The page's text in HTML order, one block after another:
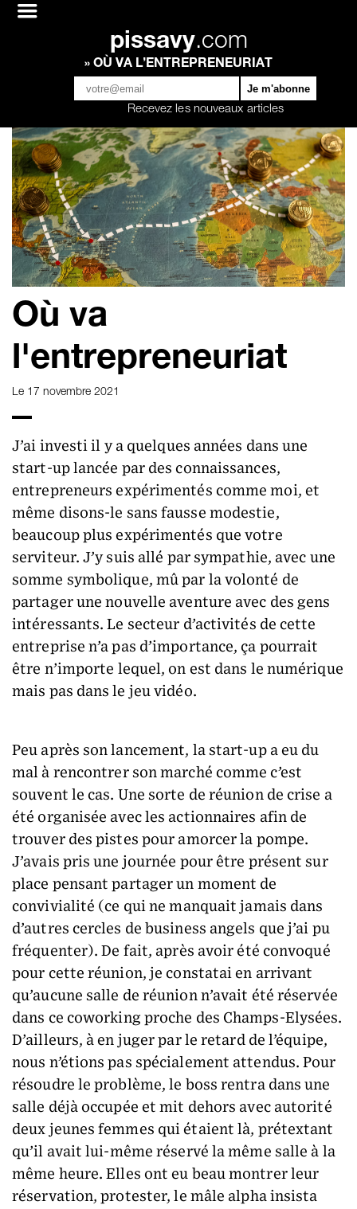
pissavy.com
» OÙ VA L’ENTREPRENEURIAT
Recevez les nouveaux articles
Où va
l'entrepreneuriat
Le 17 novembre 2021
J’ai investi il y a quelques années dans une
start-up lancée par des connaissances,
entrepreneurs expérimentés comme moi, et
même disons-le sans fausse modestie,
beaucoup plus expérimentés que votre
serviteur. J’y suis allé par sympathie, avec une
somme symbolique, mû par la volonté de
partager une nouvelle aventure avec des gens
intéressants. Le secteur d’activités de cette
entreprise n’a pas d’importance, ça pourrait
être n’importe lequel, on est dans le numérique
mais pas dans le jeu vidéo.
Peu après son lancement, la start-up a eu du
mal à rencontrer son marché comme c’est
souvent le cas. Une sorte de réunion de crise a
été organisée avec les actionnaires afin de
trouver des pistes pour amorcer la pompe.
J’avais pris une journée pour être présent sur
place pensant partager un moment de
convivialité (ce qui ne manquait jamais dans
d’autres cercles de business angels que j’ai pu
fréquenter). De fait, après avoir été convoqué
pour cette réunion, je constatai en arrivant
qu’aucune salle de réunion n’avait été réservée
dans ce coworking proche des Champs-Elysées.
D’ailleurs, à en juger par le retard de l’équipe,
nous n’étions pas spécialement attendus. Pour
résoudre le problème, le boss rentra dans une
salle déjà occupée et mit dehors avec autorité
deux jeunes femmes qui étaient là, prétextant
qu’il avait lui-même réservé la même salle à la
même heure. Elles ont eu beau montrer leur
réservation, protester, le mâle alpha insista